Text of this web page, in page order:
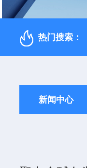
热门搜索：
新闻中心